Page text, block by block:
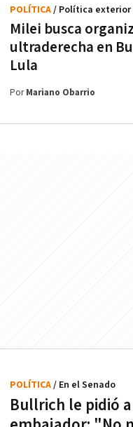
Milei busca
ultraderecha en
Lula
POLÍTICA/ Política exterior
PorMariano Obarrio
Bullrich le pidió
POLÍTICA/ En el Senado